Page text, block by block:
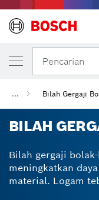
Pencarian
... Bilah Gergaji
BILAH
Bilah gergaji
meningkatkan
material. Logam